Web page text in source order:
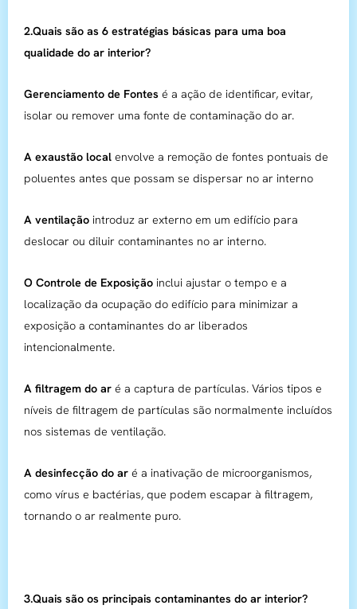
2.Quais são as 6 estratégias básicas para uma boa
qualidade do ar interior?
Gerenciamento de Fontes é a ação de identificar, evitar,
isolar ou remover uma fonte de contaminação do ar.
A exaustão local envolve a remoção de fontes pontuais de
poluentes antes que possam se dispersar no ar interno
A ventilação introduz ar externo em um edifício para
deslocar ou diluir contaminantes no ar interno.
O Controle de Exposição inclui ajustar o tempo e a
localização da ocupação do edifício para minimizar a
exposição a contaminantes do ar liberados
intencionalmente.
A filtragem do ar é a captura de partículas. Vários tipos e
níveis de filtragem de partículas são normalmente incluídos
nos sistemas de ventilação.
A desinfecção do ar é a inativação de microorganismos,
como vírus e bactérias, que podem escapar à filtragem,
tornando o ar realmente puro.
3.Quais são os principais contaminantes do ar interior?